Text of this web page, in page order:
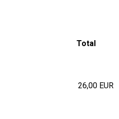
Total
26,00 EUR